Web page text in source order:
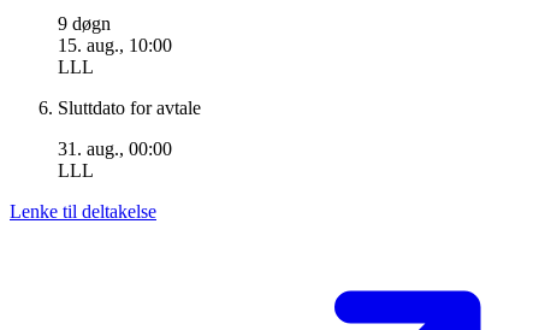
9 døgn
15. aug., 10:00
LLL
Sluttdato for avtale
31. aug., 00:00
LLL
Lenke til deltakelse